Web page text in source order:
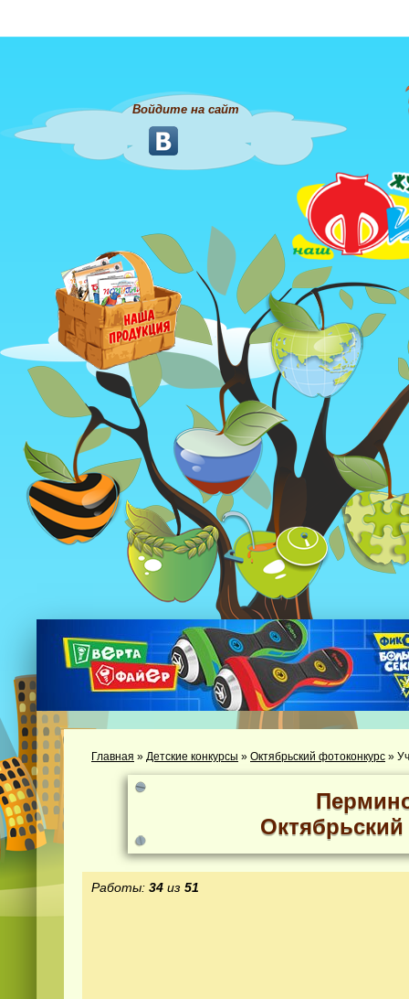
Войдите на сайт
Главная » Детские конкурсы » Октябрьский фотоконкурс »
Работы: 34 из 51